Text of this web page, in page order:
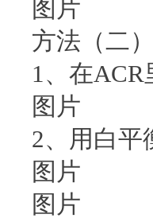
图片
方法（二）
1、在ACR
图片
2、用白平
图片
图片